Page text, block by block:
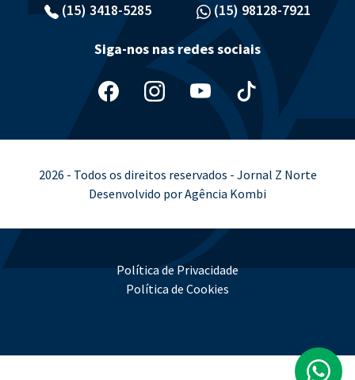
(15) 3418-5285 (15) 98128-7921
Siga-nos nas redes sociais
2026 - Todos os direitos reservados - Jornal Z Norte
Desenvolvido por Agência Kombi
Política de Privacidade
Política de Cookies